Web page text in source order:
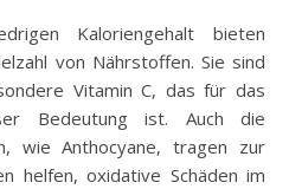
Kaloriengehalt bieten
von Nährstoffen. Sie sind
Vitamin C, das für das
Bedeutung ist. Auch die
wie Anthocyane, tragen zur
helfen, oxidative Schäden im